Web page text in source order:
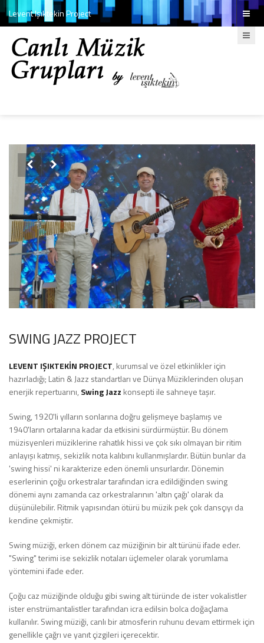
Levent Işıktekin Project
 
SWING JAZZ PROJECT
LEVENT IŞIKTEKİN PROJECT, kurumsal ve özel etkinlikler için
hazırladığı; Latin & Jazz standartları ve Dünya Müziklerinden oluşan
enerjik repertuarını, Swing Jazz konsepti ile sahneye taşır.
Swing, 1920'li yılların sonlarına doğru gelişmeye başlamış ve
1940'ların ortalarına kadar da etkisini sürdürmüştür. Bu dönem
müzisyenleri müziklerine rahatlık hissi ve çok sıkı olmayan bir ritim
anlayışı katmış, sekizlik nota kalıbını kullanmışlardır. Bütün bunlar da
'swing hissi' ni karakterize eden önemli unsurlardır. Dönemin
eserlerinin çoğu orkestralar tarafından icra edildiğinden swing
dönemi aynı zamanda caz orkestralarının 'altın çağı' olarak da
düşünülebilir. Ritmik yapısından ötürü bu müzik pek çok dansçıyı da
kendine çekmiştir.
Swing müziği, erken dönem caz müziğinin bir alt türünü ifade eder.
"Swing" terimi ise sekizlik notaları üçlemeler olarak yorumlama
yöntemini ifade eder.
Çoğu caz müziğinde olduğu gibi swing alt türünde de ister vokalistler
ister enstrümantalistler tarafından icra edilsin bolca doğaçlama
kullanılır. Swing müziği, canlı bir atmosferin ruhunu devam ettirmek için
genellikle çağrı ve yanıt çizgileri içerecektir.